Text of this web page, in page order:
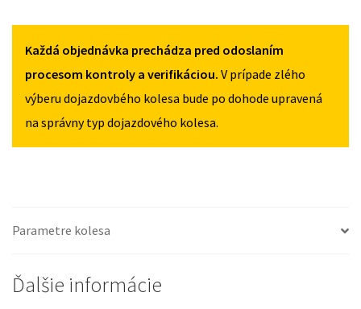
4X98
OD
2012
125/70R16
Každá objednávka prechádza pred odoslaním
procesom kontroly a verifikáciou. V prípade zlého
výberu dojazdovbého kolesa bude po dohode upravená
na správny typ dojazdového kolesa.
Parametre kolesa
Ďalšie informácie